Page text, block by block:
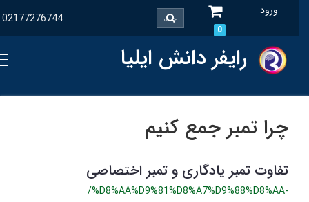
ورود
02177276744
رایفر دانش ایلیا
چرا تمبر جمع کنیم
تفاوت تمبر یادگاری و تمبر اختصاصی
/%D8%AA%D9%81%D8%A7%D9%88%D8%AA-